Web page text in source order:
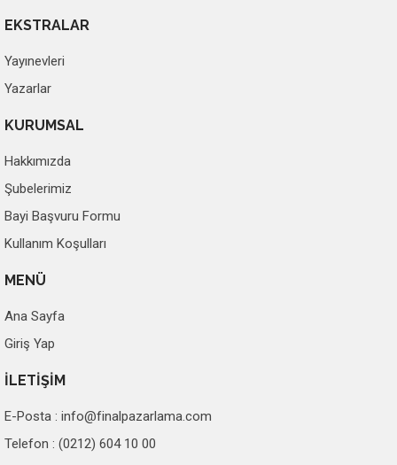
EKSTRALAR
Yayınevleri
Yazarlar
KURUMSAL
Hakkımızda
Şubelerimiz
Bayi Başvuru Formu
Kullanım Koşulları
MENÜ
Ana Sayfa
Giriş Yap
İLETİŞİM
E-Posta : info@finalpazarlama.com
Telefon : (0212) 604 10 00